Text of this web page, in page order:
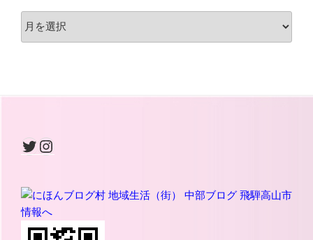
Twitter
Instagram